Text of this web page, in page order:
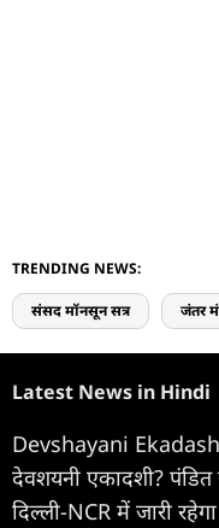
TRENDING NEWS:
संसद मॉनसून सत्र जंतर
Latest News in Hindi
Devshayani
देवशयनी एकादशी?
दिल्ली-NCR में जारी